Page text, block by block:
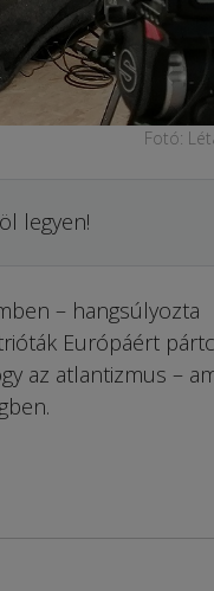
Fotó:
legyen!
– hangsúlyozta
Európáért
az atlantizmus –